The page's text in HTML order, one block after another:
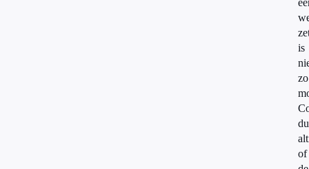
is
zo
of